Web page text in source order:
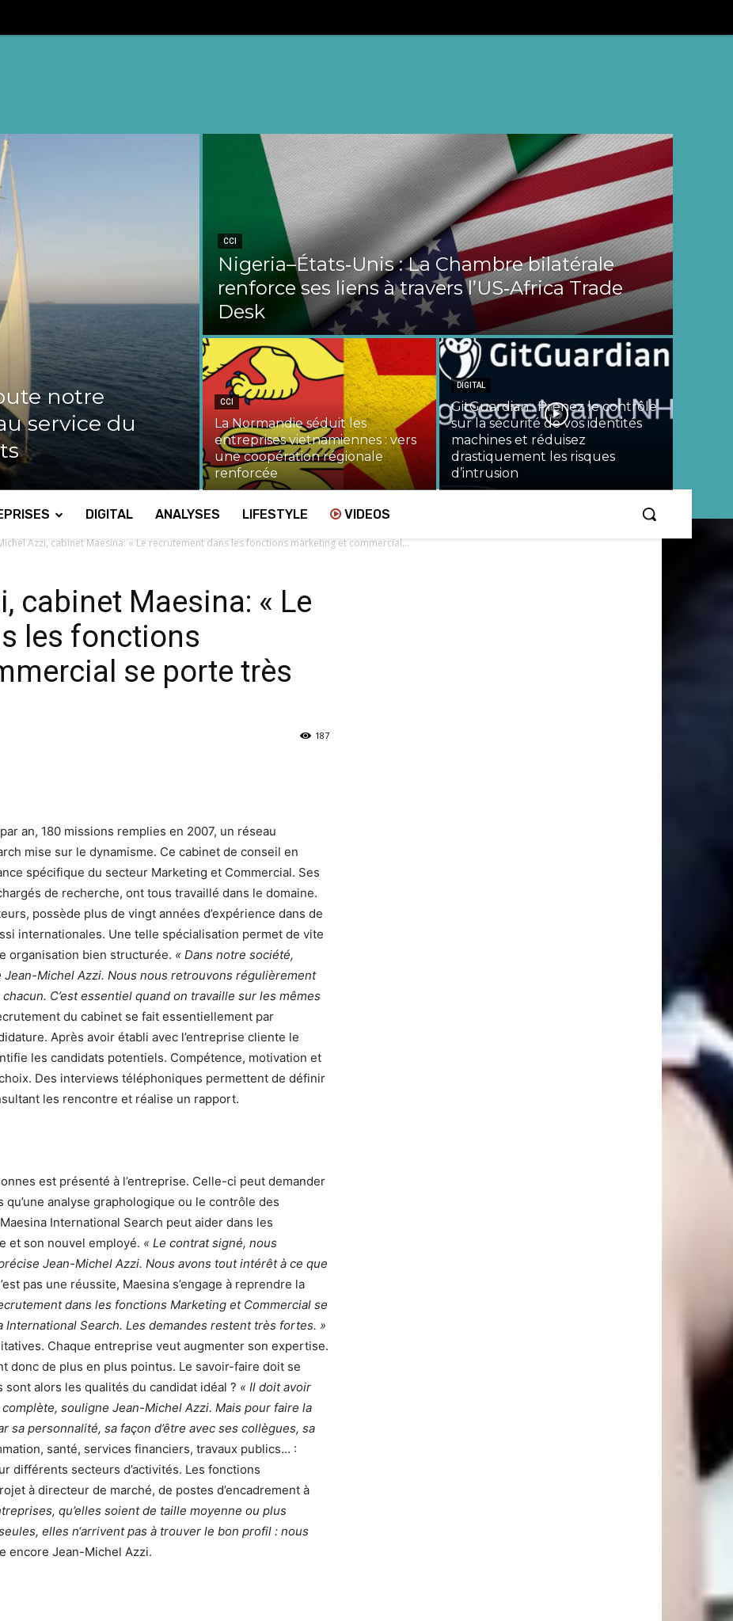
notre
service du
CCI
Nigeria–États‑Unis : La Chambre bilatérale
renforce ses liens à travers l’US‑Africa Trade
Desk
CCI
La Normandie séduit les
entreprises vietnamiennes : vers
une coopération régionale
renforcée
DIGITAL
GitGuardian : Prenez le contrôle
sur la sécurité de vos identités
machines et réduisez
drastiquement les risques
d’intrusion
DIGITAL ANALYSES LIFESTYLE VIDEOS
Azzi, cabinet Maesina: « Le recrutement dans les fonctions marketing et commercial...
cabinet Maesina: « Le
les fonctions
se porte très
187
an, 180 missions remplies en 2007, un réseau
mise sur le dynamisme. Ce cabinet de conseil en
spécifique du secteur Marketing et Commercial. Ses
de recherche, ont tous travaillé dans le domaine.
possède plus de vingt années d’expérience dans de
internationales. Une telle spécialisation permet de vite
organisation bien structurée. « Dans notre société,
Jean-Michel Azzi. Nous nous retrouvons régulièrement
C’est essentiel quand on travaille sur les mêmes
du cabinet se fait essentiellement par
Après avoir établi avec l’entreprise cliente le
les candidats potentiels. Compétence, motivation et
Des interviews téléphoniques permettent de définir
les rencontre et réalise un rapport.
est présenté à l’entreprise. Celle-ci peut demander
analyse graphologique ou le contrôle des
International Search peut aider dans les
et son nouvel employé. « Le contrat signé, nous
Jean-Michel Azzi. Nous avons tout intérêt à ce que
pas une réussite, Maesina s’engage à reprendre la
dans les fonctions Marketing et Commercial se
Search. Les demandes restent très fortes. »
Chaque entreprise veut augmenter son expertise.
donc de plus en plus pointus. Le savoir-faire doit se
alors les qualités du candidat idéal ? « Il doit avoir
souligne Jean-Michel Azzi. Mais pour faire la
personnalité, sa façon d’être avec ses collègues, sa
santé, services financiers, travaux publics… :
différents secteurs d’activités. Les fonctions
à directeur de marché, de postes d’encadrement à
qu’elles soient de taille moyenne ou plus
elles n‘arrivent pas à trouver le bon profil : nous
encore Jean-Michel Azzi.